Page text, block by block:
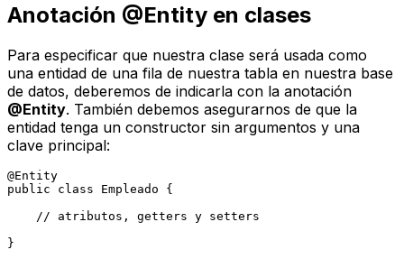
Anotación @Entity en clases
Para especificar que nuestra clase será usada como
una entidad de una fila de nuestra tabla en nuestra base
de datos, deberemos de indicarla con la anotación
@Entity. También debemos asegurarnos de que la
entidad tenga un constructor sin argumentos y una
clave principal:
@Entity
public
class Empleado {
// atributos, getters y setters